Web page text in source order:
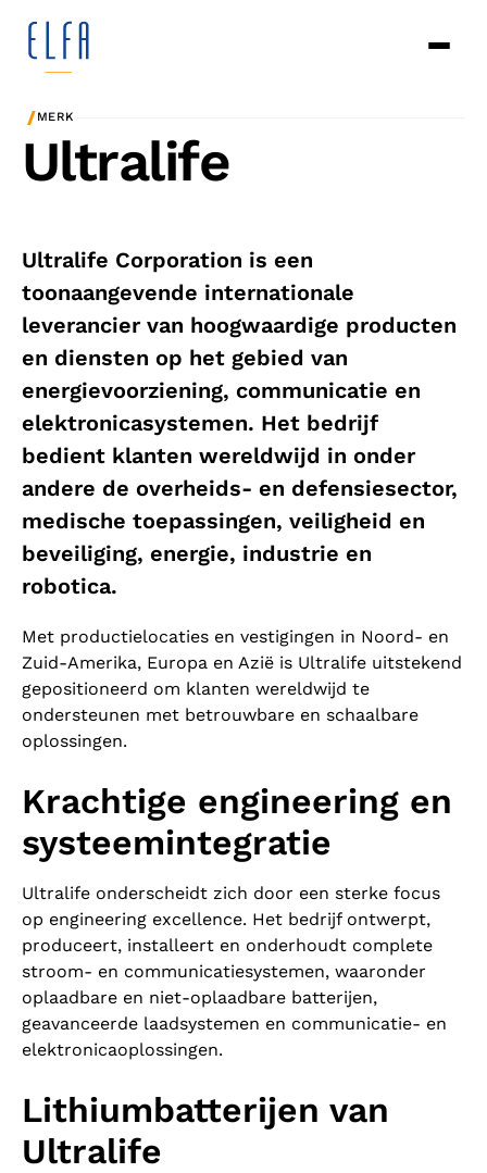
/MERK
Ultralife
Ultralife Corporation is een
toonaangevende internationale
leverancier van hoogwaardige producten
en diensten op het gebied van
energievoorziening, communicatie en
elektronicasystemen. Het bedrijf
bedient klanten wereldwijd in onder
andere de overheids- en defensiesector,
medische toepassingen, veiligheid en
beveiliging, energie, industrie en
robotica.
Met productielocaties en vestigingen in Noord- en
Zuid-Amerika, Europa en Azië is Ultralife uitstekend
gepositioneerd om klanten wereldwijd te
ondersteunen met betrouwbare en schaalbare
oplossingen.
Krachtige engineering en
systeemintegratie
Ultralife onderscheidt zich door een sterke focus
op engineering excellence. Het bedrijf ontwerpt,
produceert, installeert en onderhoudt complete
stroom- en communicatiesystemen, waaronder
oplaadbare en niet-oplaadbare batterijen,
geavanceerde laadsystemen en communicatie- en
elektronicaoplossingen.
Lithiumbatterijen van
Ultralife